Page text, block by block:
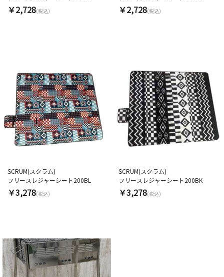
￥2,728(税込) ￥2,728(税込)
SCRUM(スクラム)
フリースレジャーシート200BL
￥3,278(税込)
SCRUM(スクラム)
フリースレジャーシート200BK
￥3,278(税込)